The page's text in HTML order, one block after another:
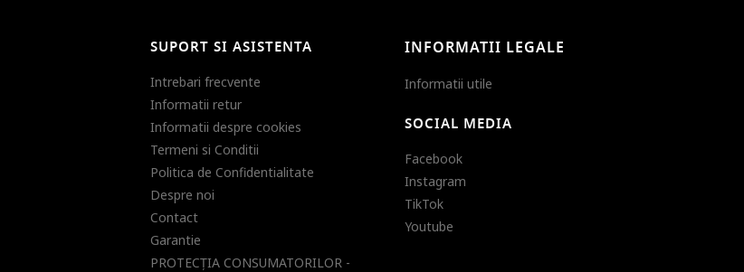
SUPORT SI ASISTENTA
Intrebari frecvente
Informatii retur
Informatii despre cookies
Termeni si Conditii
Politica de Confidentialitate
Despre noi
Contact
Garantie
PROTECŢIA CONSUMATORILOR -
INFORMATII LEGALE
Informatii utile
SOCIAL MEDIA
Facebook
Instagram
TikTok
Youtube